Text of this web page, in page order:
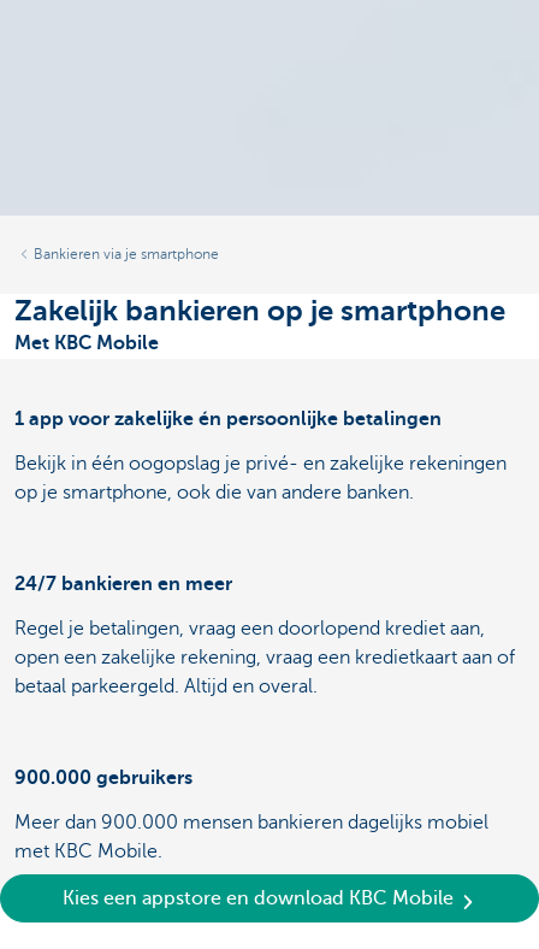
Bankieren via je smartphone
Zakelijk bankieren op je smartphone
Met KBC Mobile
1 app voor zakelijke én persoonlijke betalingen
Bekijk in één oogopslag je privé- en zakelijke rekeningen
op je smartphone, ook die van andere banken.
24/7 bankieren en meer
Regel je betalingen, vraag een doorlopend krediet aan,
open een zakelijke rekening, vraag een kredietkaart aan of
betaal parkeergeld. Altijd en overal.
900.000 gebruikers
Meer dan 900.000 mensen bankieren dagelijks mobiel
met KBC Mobile.
Kies een appstore en download KBC Mobile